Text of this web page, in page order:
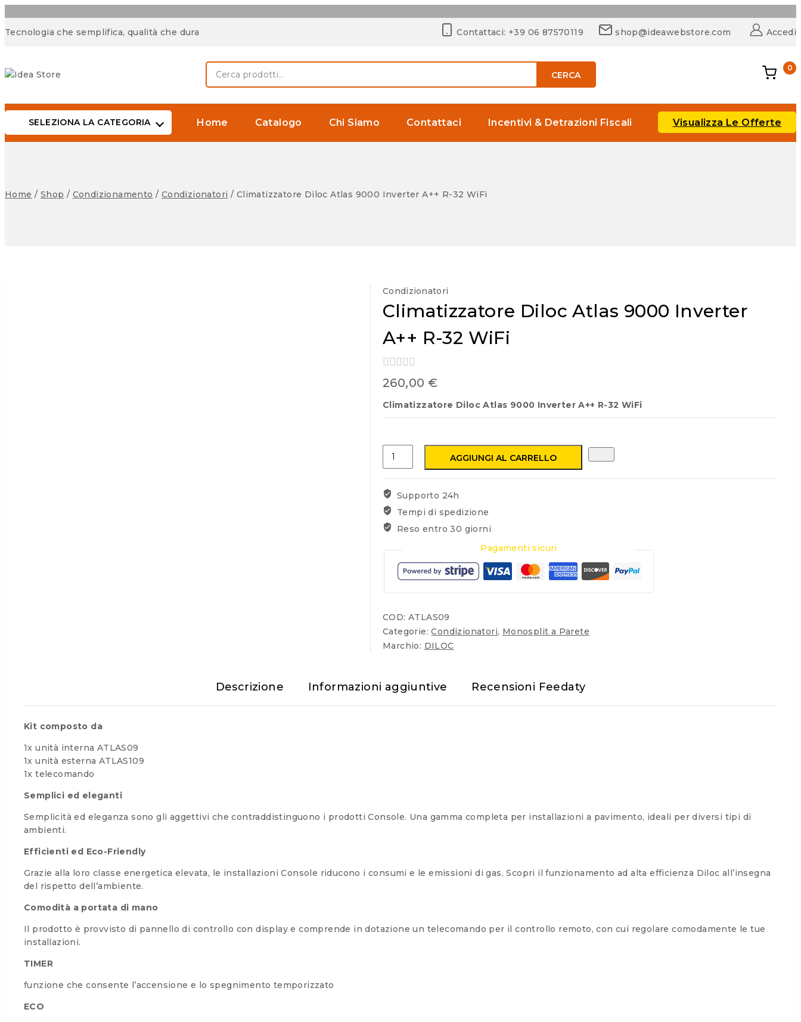
Tecnologia che semplifica, qualità che dura Contattaci: +39 06 87570119 shop@ideawebstore.com Accedi
CERCA
0
SELEZIONA LA CATEGORIA Home Catalogo Chi Siamo Contattaci Incentivi & Detrazioni Fiscali Visualizza Le Offerte
Home / Shop / Condizionamento / Condizionatori / Climatizzatore Diloc Atlas 9000 Inverter A++ R-32 WiFi
Condizionatori
Climatizzatore Diloc Atlas 9000 Inverter
A++ R-32 WiFi
0
out
of
5
260,00 €
Climatizzatore Diloc Atlas 9000 Inverter A++ R-32 WiFi
AGGIUNGI AL CARRELLO
Supporto 24h
Tempi di spedizione
Reso entro 30 giorni
Pagamenti sicuri
COD: ATLAS09
Categorie:Condizionatori, Monosplit a Parete
Marchio: DILOC
Descrizione Informazioni aggiuntive Recensioni Feedaty
Kit composto da
1x unità interna ATLAS09
1x unità esterna ATLAS109
1x telecomando
Semplici ed eleganti
Semplicità ed eleganza sono gli aggettivi che contraddistinguono i prodotti Console. Una gamma completa per installazioni a pavimento, ideali per diversi tipi di
ambienti.
Efficienti ed Eco-Friendly
Grazie alla loro classe energetica elevata, le installazioni Console riducono i consumi e le emissioni di gas. Scopri il funzionamento ad alta efficienza Diloc all’insegna
del rispetto dell’ambiente.
Comodità a portata di mano
Il prodotto è provvisto di pannello di controllo con display e comprende in dotazione un telecomando per il controllo remoto, con cui regolare comodamente le tue
installazioni.
TIMER
funzione che consente l’accensione e lo spegnimento temporizzato
ECO